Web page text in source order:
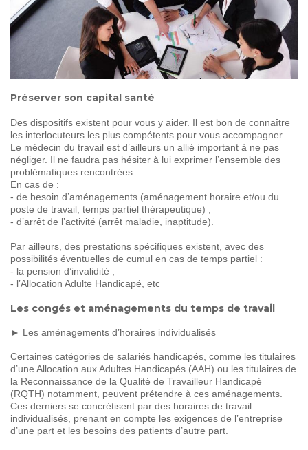
SOIGNER AUJOURD'HUI
DEMAIN
AGIR ENSEMBLE
60 ANS DE COMBAT
Préserver son capital santé
Des dispositifs existent pour vous y aider. Il est bon de connaître
les interlocuteurs les plus compétents pour vous accompagner.
Le médecin du travail est d’ailleurs un allié important à ne pas
négliger. Il ne faudra pas hésiter à lui exprimer l’ensemble des
problématiques rencontrées.
En cas de :
- de besoin d’aménagements (aménagement horaire et/ou du
poste de travail, temps partiel thérapeutique) ;
- d’arrêt de l’activité (arrêt maladie, inaptitude).
Par ailleurs, des prestations spécifiques existent, avec des
possibilités éventuelles de cumul en cas de temps partiel :
- la pension d’invalidité ;
- l’Allocation Adulte Handicapé, etc
Les congés et aménagements du temps de travail
► Les aménagements d’horaires individualisés
Certaines catégories de salariés handicapés, comme les titulaires
d’une Allocation aux Adultes Handicapés (AAH) ou les titulaires de
la Reconnaissance de la Qualité de Travailleur Handicapé
(RQTH) notamment, peuvent prétendre à ces aménagements.
Ces derniers se concrétisent par des horaires de travail
individualisés, prenant en compte les exigences de l’entreprise
d’une part et les besoins des patients d’autre part.